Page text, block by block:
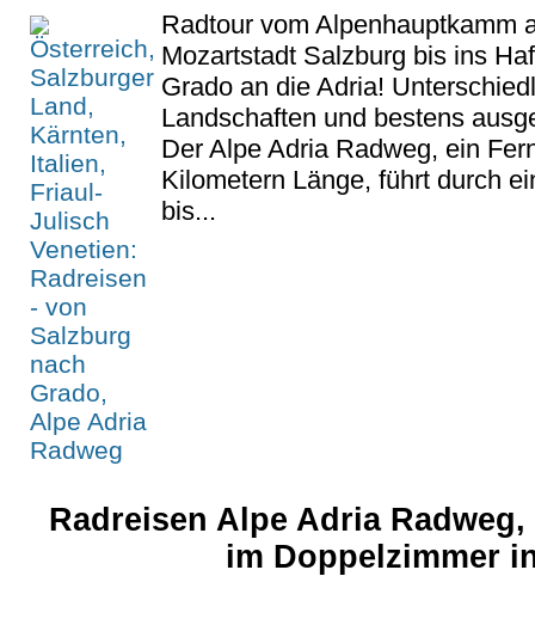
Radtour vom Alpenhauptkamm
Mozartstadt Salzburg bis ins
Grado an die Adria!
Landschaften und bestens
Der Alpe Adria Radweg, ein
Kilometern Länge, führt durch
bis...
Radreisen Alpe Adria Radweg,
im Doppelzimmer